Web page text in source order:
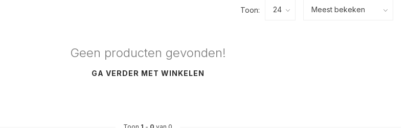
Toon:
Geen producten gevonden!
GA VERDER MET WINKELEN